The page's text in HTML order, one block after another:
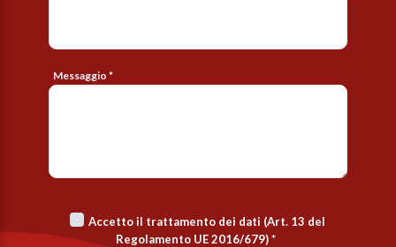
Messaggio *
Accetto il trattamento dei dati (Art. 13 del
Regolamento UE 2016/679)*